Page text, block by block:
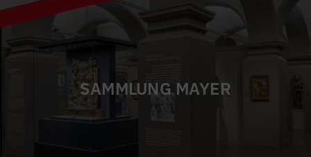
SAMMLUNG MAYER